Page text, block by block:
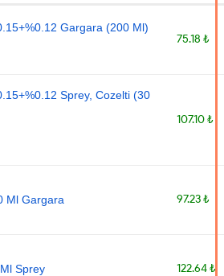
Gargara (200 Ml)
75.18 ₺
Sprey, Cozelti (30
107.10 ₺
Ml Gargara 97.23 ₺
Sprey 122.64 ₺